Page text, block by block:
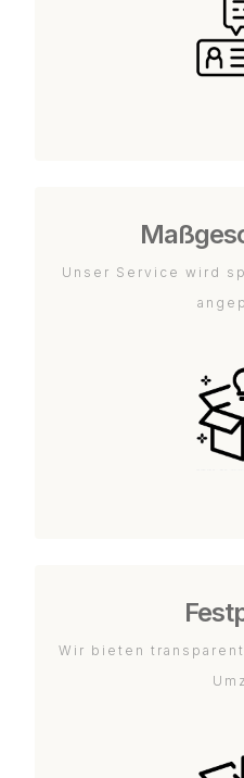
Unser Service wird
Wir bieten